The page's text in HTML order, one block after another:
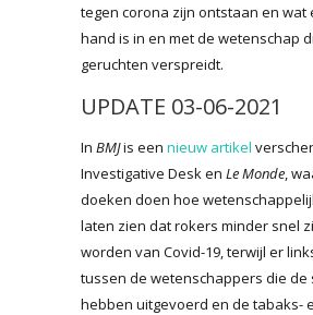
tegen corona zijn ontstaan en wat
hand is in en met de wetenschap
geruchten verspreidt.
UPDATE 03-06-2021
In BMJis een nieuw artikel
Investigative Desk en Le Monde,
doeken doen hoe
laten zien dat rokers minder snel
worden van Covid-19, terwijl er
tussen de wetenschappers die de
hebben uitgevoerd en de tabaks-